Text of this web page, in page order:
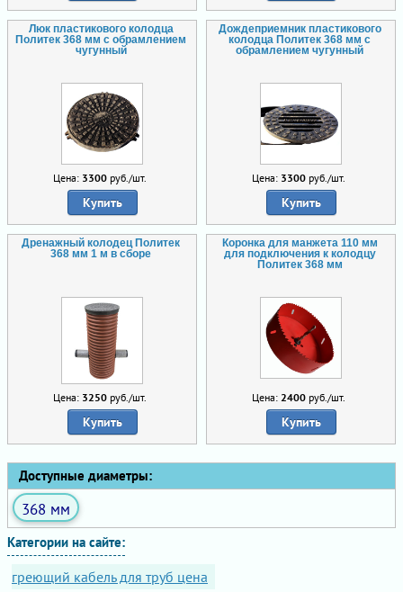
Люк пластикового колодца
Политек 368 мм с обрамлением
чугунный
Цена: 3300 руб./шт.
Купить
Дождеприемник пластикового
колодца Политек 368 мм с
обрамлением чугунный
Цена: 3300 руб./шт.
Купить
Дренажный колодец Политек
368 мм 1 м в сборе
Цена: 3250 руб./шт.
Купить
Коронка для манжета 110 мм
для подключения к колодцу
Политек 368 мм
Цена: 2400 руб./шт.
Купить
Доступные диаметры:
368 мм
Категории на сайте:
греющий кабель для труб цена